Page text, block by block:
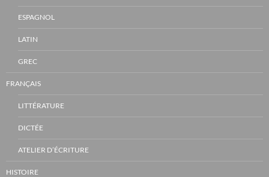
ESPAGNOL
LATIN
GREC
FRANÇAIS
LITTÉRATURE
DICTÉE
ATELIER D’ÉCRITURE
HISTOIRE